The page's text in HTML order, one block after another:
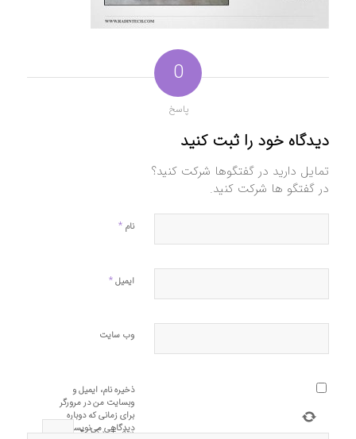
0
پاسخ
دیدگاه خود را ثبت کنید
تمایل دارید در گفتگوها شرکت کنید؟
در گفتگو ها شرکت کنید.
نام *
ایمیل*
وب‌ سایت
ذخیره نام، ایمیل و
وبسایت من در مرورگر
برای زمانی که دوباره
دیدگاهی می‌نویسم.
سه+یک=